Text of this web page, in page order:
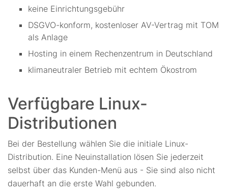
keine Einrichtungsgebühr
DSGVO-konform, kostenloser AV-Vertrag mit TOM
als Anlage
Hosting in einem Rechenzentrum in Deutschland
klimaneutraler Betrieb mit echtem Ökostrom
Verfügbare Linux-
Distributionen
Bei der Bestellung wählen Sie die initiale Linux-
Distribution. Eine Neuinstallation lösen Sie jederzeit
selbst über das Kunden-Menü aus - Sie sind also nicht
dauerhaft an die erste Wahl gebunden.